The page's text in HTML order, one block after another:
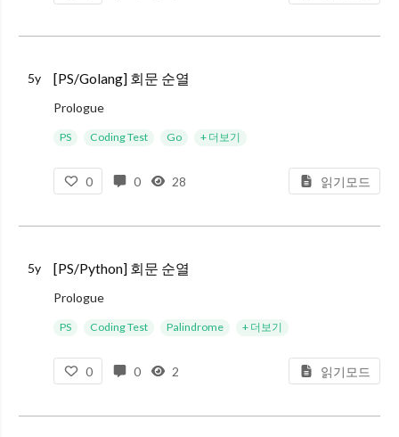
5y [PS/Golang] 회문 순열
Prologue
회문 순열 문제를 너무 바보같이 푼게 화가 나서 방금 올렸던 Python 이후에 Go로도 짜보았습니다.. ㅋㅋㅋㅋ 아으아!!!!!!! 이렇게 구현하면, 사실상 O(n) 만에 해결 가능합니다.
package
PS Coding Test Go + 더보기
0 0 28 읽기모드
5y [PS/Python] 회문 순열
Prologue
아... 회문 순열 문제를 풀고나서 영 찜찜해서 다시 생각해보니 딕셔너리만 쓰면 되는 문제였습니다. 바보같이 Permutation쓰고 is_palindrome 구현하고.. ㅋㅋㅋㅋㅋ 무슨 뻘짓을 한 거지!
PS Coding Test Palindrome + 더보기
0 0 2 읽기모드